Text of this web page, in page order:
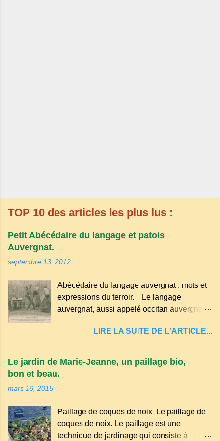
TOP 10 des articles les plus lus :
Petit Abécédaire du langage et patois
Auvergnat.
septembre 13, 2012
Abécédaire du langage auvergnat : mots et
expressions du terroir. Le langage
auvergnat, aussi appelé occitan auvergnat ,
principalement en Auvergne et dans
certaines parties du Massif central . Il
et est classé parmi les dialectes du nord-
Par exemple, on trouve des mots typiques
comme "agourer" (s'accroupir) ou "aze"
(âne, utilisé aussi pour désigner quelqu'un
LIRE LA SUITE DE L'ARTICLE...
Le jardin de Marie-Jeanne, un paillage bio,
bon et beau.
mars 16, 2015
Paillage de coques de noix Le paillage de
coques de noix. Le paillage est une
technique de jardinage qui consiste à